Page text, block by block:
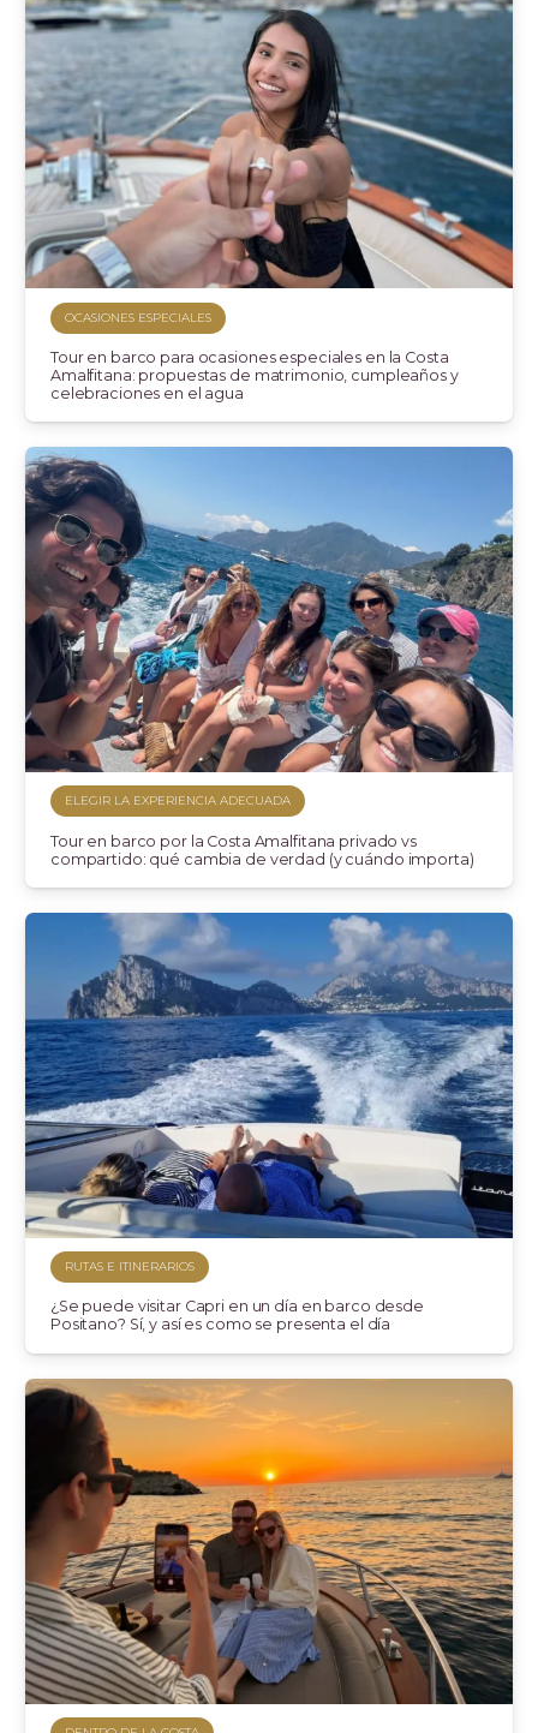
OCASIONES ESPECIALES
Tour en barco para ocasiones especiales en la Costa
Amalfitana: propuestas de matrimonio, cumpleaños y
celebraciones en el agua
ELEGIR LA EXPERIENCIA ADECUADA
Tour en barco por la Costa Amalfitana privado vs
compartido: qué cambia de verdad (y cuándo importa)
RUTAS E ITINERARIOS
¿Se puede visitar Capri en un día en barco desde
Positano? Sí, y así es como se presenta el día